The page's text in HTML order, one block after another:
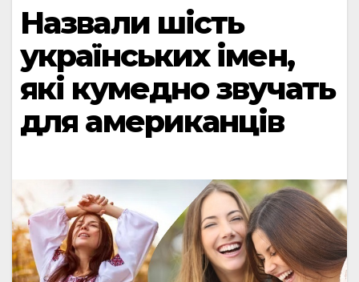
Назвали шість
українських імен,
які кумедно звучать
для американців